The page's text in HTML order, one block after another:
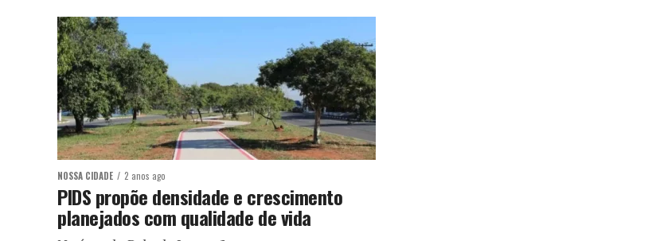
NOSSA CIDADE 2 anos ago
PIDS propõe densidade e crescimento
planejados com qualidade de vida